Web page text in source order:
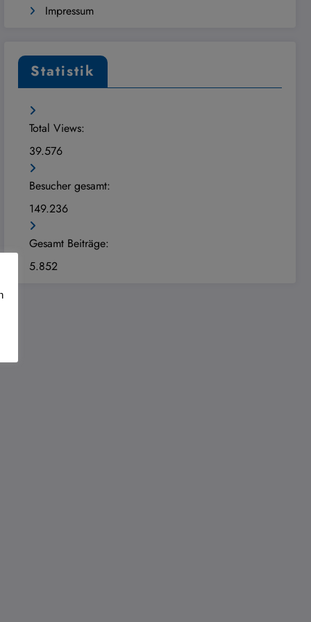
Impressum
Statistik
Total Views:
39.576
Besucher gesamt:
149.236
Gesamt Beiträge:
5.852